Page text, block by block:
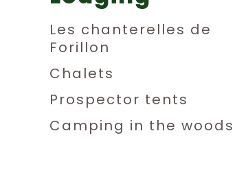
Les chanterelles de
Forillon
Chalets
Prospector tents
Camping in the woods